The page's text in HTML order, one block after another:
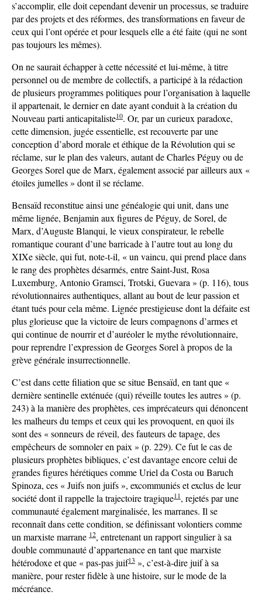
s’accomplir, elle doit cependant devenir un processus, se traduire
par des projets et des réformes, des transformations en faveur de
ceux qui l’ont opérée et pour lesquels elle a été faite (qui ne sont
pas toujours les mêmes).
On ne saurait échapper à cette nécessité et lui-même, à titre
personnel ou de membre de collectifs, a participé à la rédaction
de plusieurs programmes politiques pour l’organisation à laquelle
il appartenait, le dernier en date ayant conduit à la création du
Nouveau parti anticapitaliste10. Or, par un curieux paradoxe,
cette dimension, jugée essentielle, est recouverte par une
conception d’abord morale et éthique de la Révolution qui se
réclame, sur le plan des valeurs, autant de Charles Péguy ou de
Georges Sorel que de Marx, également associé par ailleurs aux «
étoiles jumelles » dont il se réclame.
Bensaïd reconstitue ainsi une généalogie qui unit, dans une
même lignée, Benjamin aux figures de Péguy, de Sorel, de
Marx, d’Auguste Blanqui, le vieux conspirateur, le rebelle
romantique courant d’une barricade à l’autre tout au long du
XIXe siècle, qui fut, note-t-il, « un vaincu, qui prend place dans
le rang des prophètes désarmés, entre Saint-Just, Rosa
Luxemburg, Antonio Gramsci, Trotski, Guevara » (p. 116), tous
révolutionnaires authentiques, allant au bout de leur passion et
étant tués pour cela même. Lignée prestigieuse dont la défaite est
plus glorieuse que la victoire de leurs compagnons d’armes et
qui continue de nourrir et d’auréoler le mythe révolutionnaire,
pour reprendre l’expression de Georges Sorel à propos de la
grève générale insurrectionnelle.
C’est dans cette filiation que se situe Bensaïd, en tant que «
dernière sentinelle exténuée (qui) réveille toutes les autres » (p.
243) à la manière des prophètes, ces imprécateurs qui dénoncent
les malheurs du temps et ceux qui les provoquent, en quoi ils
sont des « sonneurs de réveil, des fauteurs de tapage, des
empêcheurs de somnoler en paix » (p. 229). Ce fut le cas de
plusieurs prophètes bibliques, c’est davantage encore celui de
grandes figures hérétiques comme Uriel da Costa ou Baruch
Spinoza, ces « Juifs non juifs », excommuniés et exclus de leur
société dont il rappelle la trajectoire tragique11, rejetés par une
communauté également marginalisée, les marranes. Il se
reconnaît dans cette condition, se définissant volontiers comme
un marxiste marrane 12, entretenant un rapport singulier à sa
double communauté d’appartenance en tant que marxiste
hétérodoxe et que « pas-pas juif13 », c’est-à-dire juif à sa
manière, pour rester fidèle à une histoire, sur le mode de la
mécréance.